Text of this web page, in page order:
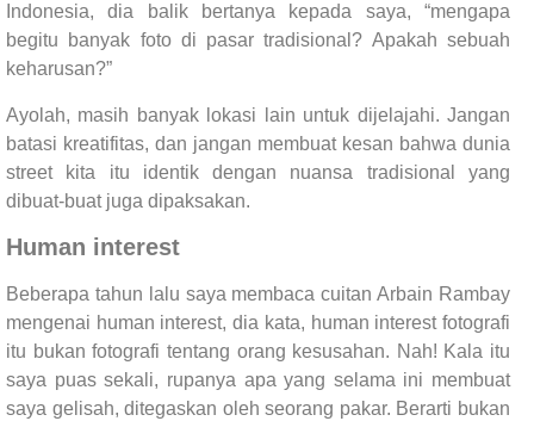
Indonesia, dia balik bertanya kepada saya, “mengapa
begitu banyak foto di pasar tradisional? Apakah sebuah
keharusan?”
Ayolah, masih banyak lokasi lain untuk dijelajahi. Jangan
batasi kreatifitas, dan jangan membuat kesan bahwa dunia
street kita itu identik dengan nuansa tradisional yang
dibuat-buat juga dipaksakan.
Human interest
Beberapa tahun lalu saya membaca cuitan Arbain Rambay
mengenai human interest, dia kata, human interest fotografi
itu bukan fotografi tentang orang kesusahan. Nah! Kala itu
saya puas sekali, rupanya apa yang selama ini membuat
saya gelisah, ditegaskan oleh seorang pakar. Berarti bukan